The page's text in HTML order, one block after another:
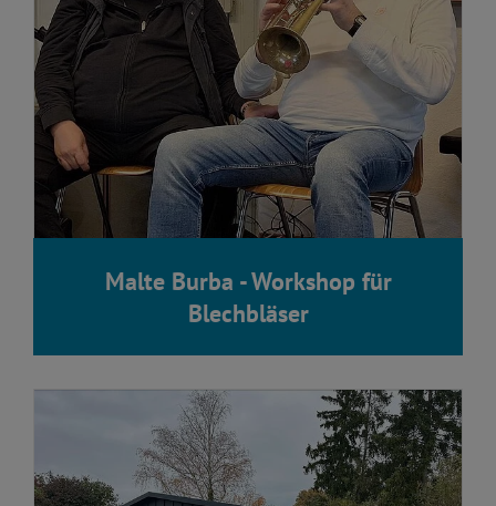
Malte Burba - Workshop für
Blechbläser